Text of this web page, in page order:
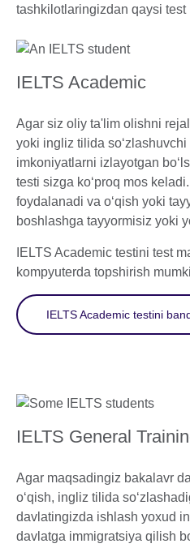
tashkilotlaringizdan qaysi
IELTS Academic
Agar siz oliy ta'lim olishni
yoki ingliz tilida
imkoniyatlarni izlayotgan
testi sizga ko‘proq mos
foydalanadi va o‘qish yoki
boshlashga tayyormisiz yoki
IELTS Academic testini test
kompyuterda topshirish
IELTS Academic testini
IELTS General
Agar maqsadingiz bakalavr
o‘qish, ingliz tilida
davlatingizda ishlash yoxud
davlatga immigratsiya qilish